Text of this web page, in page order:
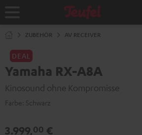
Startseite
ZUBEHÖR AV RECEIVER
DEAL
Yamaha RX-A8A
Kinosound ohne Kompromisse
Farbe: Schwarz
3.999,00 €